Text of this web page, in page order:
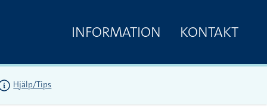
INFORMATION KONTAKT
Hjälp/Tips